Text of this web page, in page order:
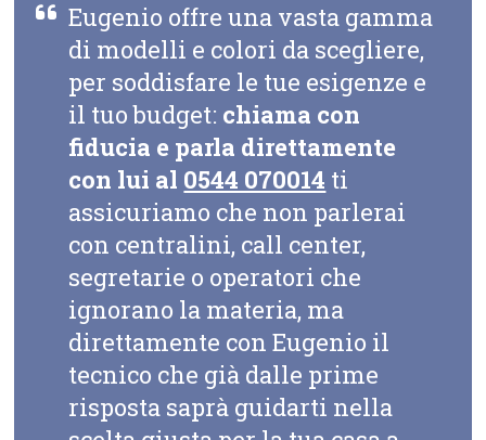
Eugenio offre una vasta gamma
di modelli e colori da scegliere,
per soddisfare le tue esigenze e
il tuo budget: chiama con
fiducia e parla direttamente
con lui al 0544 070014 ti
assicuriamo che non parlerai
con centralini, call center,
segretarie o operatori che
ignorano la materia, ma
direttamente con Eugenio il
tecnico che già dalle prime
risposta saprà guidarti nella